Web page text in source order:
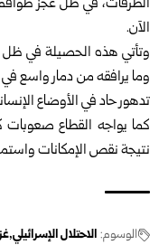
الطرقات، في ظل عجز
الآن.‏
وتأتي هذه الحصيلة في ظل
وما يرافقه من ‏دمار واسع في
تدهور حاد في الأوضاع
كما يواجه القطاع صعوبات
نتيجة نقص ‏الإمكانات
الوسوم: الاحتلال الإسرائيلي